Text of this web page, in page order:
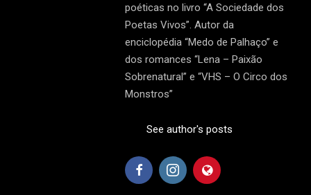
poéticas no livro “A Sociedade dos
Poetas Vivos”. Autor da
enciclopédia “Medo de Palhaço” e
dos romances “Lena – Paixão
Sobrenatural” e “VHS – O Circo dos
Monstros”
See author's posts